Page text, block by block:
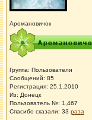
Аромановичок
Группа: Пользователи
Сообщений: 85
Регистрация: 25.1.2010
Из: Донецк
Пользователь №: 1,467
Спасибо сказали: 33 раза